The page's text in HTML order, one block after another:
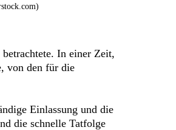
In einer Zeit,
von den für die
Einlassung und die
die schnelle Tatfolge